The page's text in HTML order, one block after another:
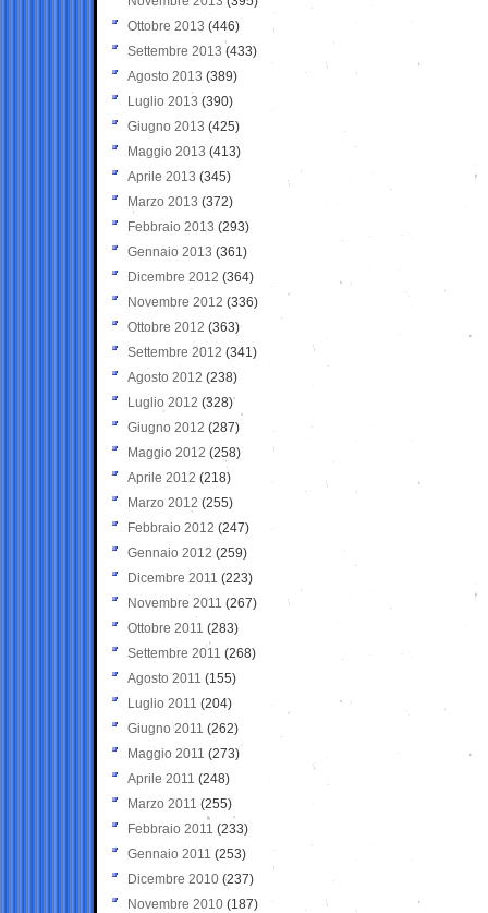
Ottobre 2013 (446)
Settembre 2013 (433)
Agosto 2013 (389)
Luglio 2013 (390)
Giugno 2013 (425)
Maggio 2013 (413)
Aprile 2013 (345)
Marzo 2013 (372)
Febbraio 2013 (293)
Gennaio 2013 (361)
Dicembre 2012 (364)
Novembre 2012 (336)
Ottobre 2012 (363)
Settembre 2012 (341)
Agosto 2012 (238)
Luglio 2012 (328)
Giugno 2012 (287)
Maggio 2012 (258)
Aprile 2012 (218)
Marzo 2012 (255)
Febbraio 2012 (247)
Gennaio 2012 (259)
Dicembre 2011 (223)
Novembre 2011 (267)
Ottobre 2011 (283)
Settembre 2011 (268)
Agosto 2011 (155)
Luglio 2011 (204)
Giugno 2011 (262)
Maggio 2011 (273)
Aprile 2011 (248)
Marzo 2011 (255)
Febbraio 2011 (233)
Gennaio 2011 (253)
Dicembre 2010 (237)
Novembre 2010 (187)